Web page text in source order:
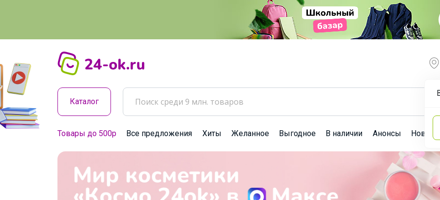
Каталог
Товары до 500р Все предложения Хиты Желанное Выгодное В наличии Анонсы Новости